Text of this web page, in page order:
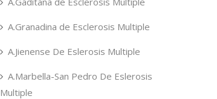
A.Granadina de Esclerosis Multiple
A.Jienense De Eslerosis Multiple
A.Marbella-San Pedro De Eslerosis
Multiple